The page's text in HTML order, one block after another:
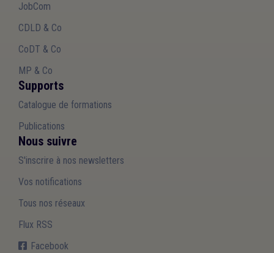
JobCom
CDLD & Co
CoDT & Co
MP & Co
Supports
Catalogue de formations
Publications
Nous suivre
S'inscrire à nos newsletters
Vos notifications
Tous nos réseaux
Flux RSS
Facebook